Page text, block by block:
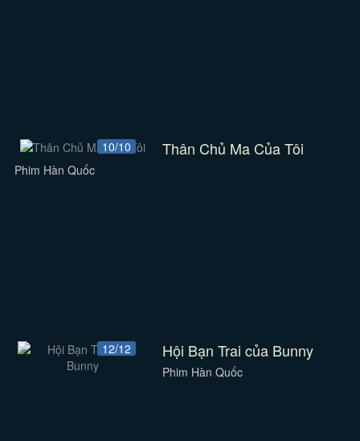
10/10 Thân Chủ Ma Của Tôi
Phim Hàn Quốc
12/12 Hội Bạn Trai của Bunny
Phim Hàn Quốc